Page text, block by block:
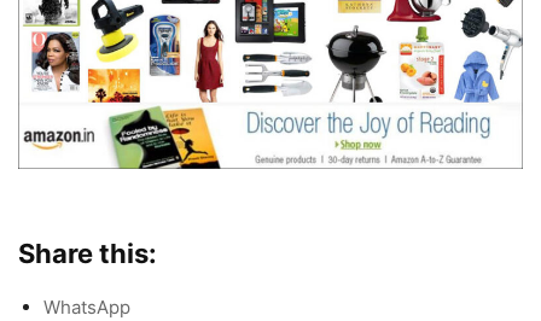
Share this:
WhatsApp